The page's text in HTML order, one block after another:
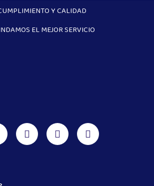
Y CALIDAD
EL MEJOR SERVICIO